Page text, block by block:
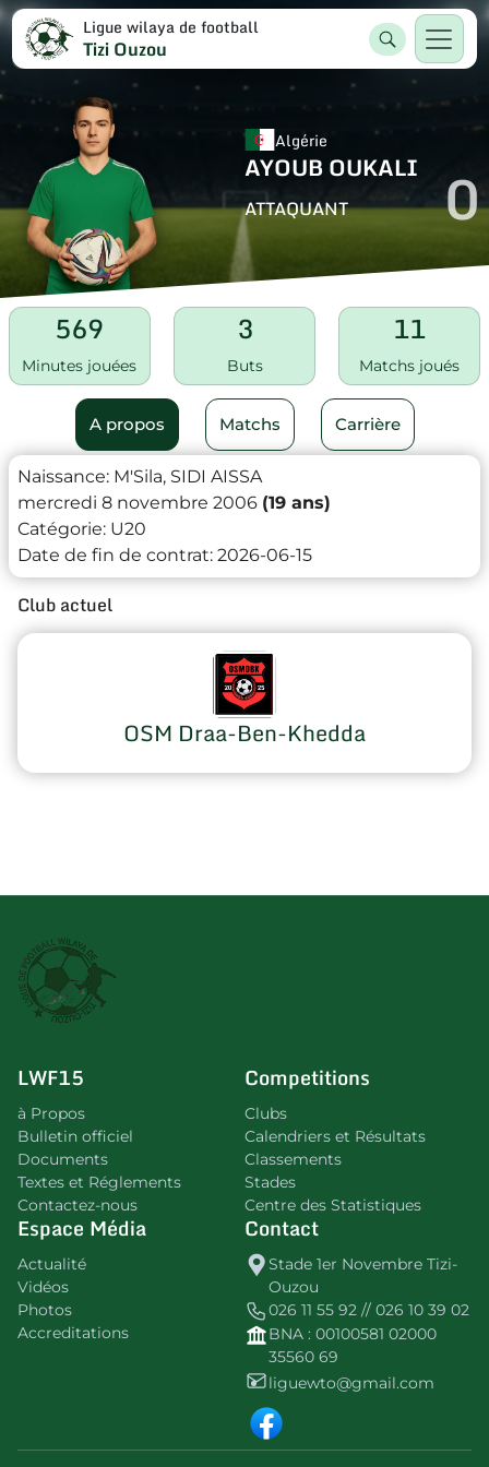
Ligue wilaya de football
Tizi Ouzou
Algérie
AYOUB OUKALI
ATTAQUANT 0
569
Minutes jouées
3
Buts
11
Matchs joués
A propos Matchs Carrière
Naissance: M'Sila, SIDI AISSA
mercredi 8 novembre 2006 (19 ans)
Catégorie: U20
Date de fin de contrat: 2026-06-15
Club actuel
OSM Draa-Ben-Khedda
LWF15
à Propos
Bulletin officiel
Documents
Textes et Réglements
Contactez-nous
Competitions
Clubs
Calendriers et Résultats
Classements
Stades
Centre des Statistiques
Espace Média
Actualité
Vidéos
Photos
Accreditations
Contact
Stade 1er Novembre Tizi-
Ouzou
026 11 55 92 // 026 10 39 02
BNA : 00100581 02000
35560 69
liguewto@gmail.com